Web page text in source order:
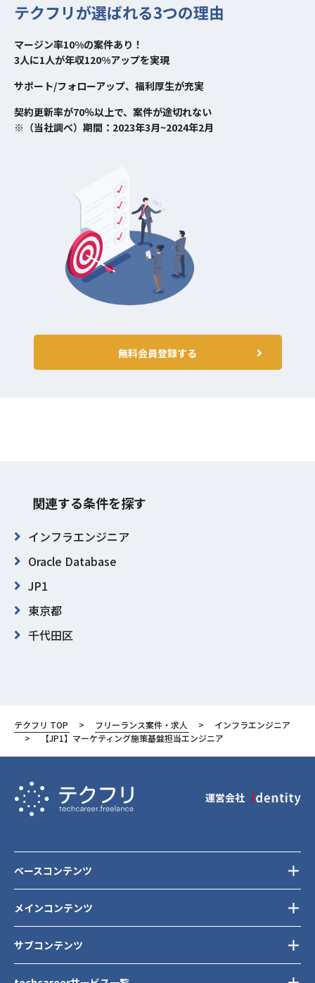
テクフリが選ばれる3つの理由
マージン率10%の案件あり！
3人に1人が年収120%アップを実現
サポート/フォローアップ、福利厚生が充実
契約更新率が70％以上で、案件が途切れない
※（当社調べ）期間：2023年3月~2024年2月
無料会員登録する
関連する条件を探す
インフラエンジニア
Oracle Database
JP1
東京都
千代田区
テクフリ TOP フリーランス案件・求人
インフラエンジニア
【JP1】マーケティング施策基盤担当エンジニア
運営会社
メインコンテンツ
サブコンテンツ
ベースコンテンツ